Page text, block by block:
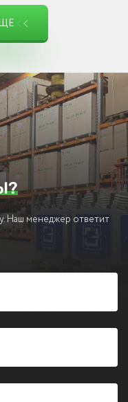
Наш менеджер ответит